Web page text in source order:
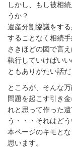
しかし、もし被相
うか？
遺産分割協議をす
することなく相続
さきほどの図で言
執行していけばい
ともありがたい話だ
ところが、そんな
問題を起こす引き
れと思って作った
う・・・それはど
本ページのキモと
思います。